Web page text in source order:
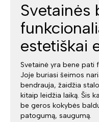
Svetainės
estetiškai
Svetainė yra bene pati
Joje buriasi šeimos
bendrauja, žaidžia
kitaip leidžia laiką. Šis
be geros kokybės
patogumą, saugumą.